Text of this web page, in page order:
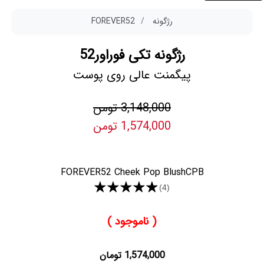
رژگونه FOREVER52
رژگونه تکی فوراور52
پیگمنت عالی روی پوست
3,148,000 تومن
1,574,000 تومن
FOREVER52 Cheek Pop BlushCPB
★★★★★(4)
( ناموجود )
1,574,000 تومان